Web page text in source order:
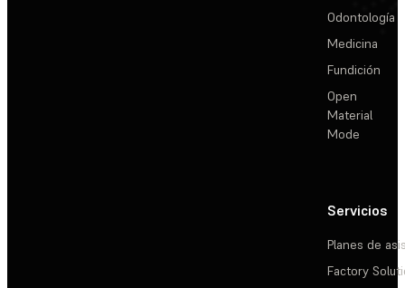
Odontología
Medicina
Fundición
Open
Material
Mode
Servicios
Planes de
Factory